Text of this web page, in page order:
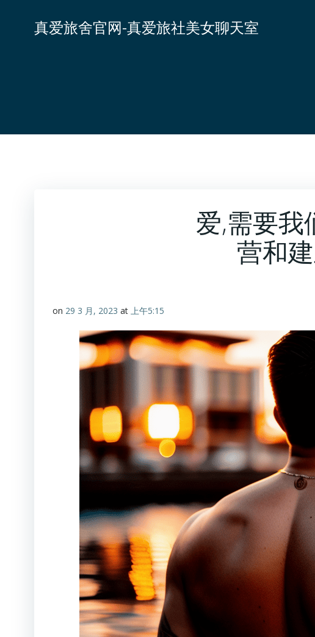
真爱旅舍官网-真爱旅社美女聊天室
爱,需要我
营和
on 29 3 月, 2023 at 上午5:15